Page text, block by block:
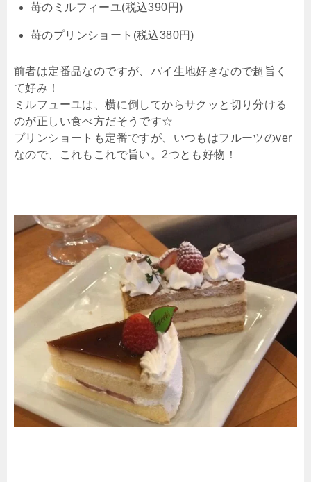
苺のミルフィーユ(税込390円)
苺のプリンショート(税込380円)
前者は定番品なのですが、パイ生地好きなので超旨く
て好み！
ミルフューユは、横に倒してからサクッと切り分ける
のが正しい食べ方だそうです☆
プリンショートも定番ですが、いつもはフルーツのver
なので、これもこれで旨い。2つとも好物！